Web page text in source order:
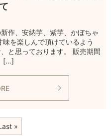
作、安納芋、紫芋、かぼちゃ
を楽しんで頂けているよう
と思っております。 販売期間
[…]
»